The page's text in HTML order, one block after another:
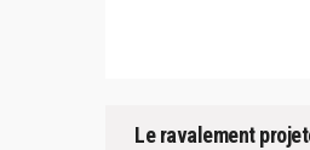
Le ravalement